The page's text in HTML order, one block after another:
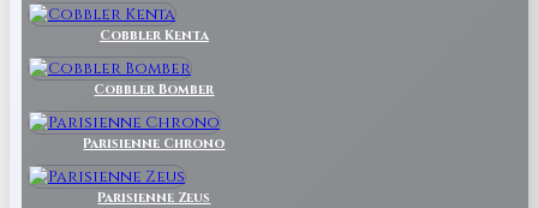
Cobbler Kenta
Cobbler Bomber
Parisienne Chrono
Parisienne Zeus